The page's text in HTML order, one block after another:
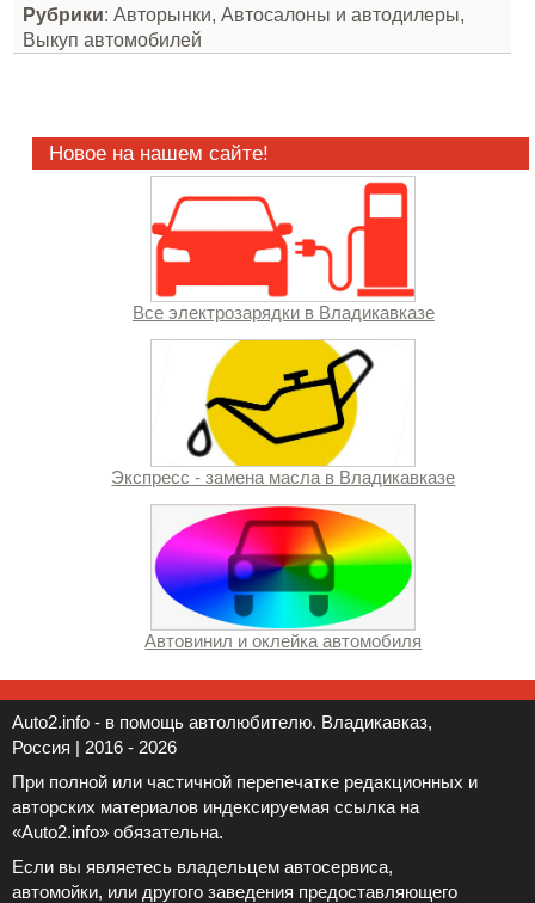
Рубрики: Авторынки, Автосалоны и автодилеры,
Выкуп автомобилей
Новое на нашем сайте!
Все электрозарядки в Владикавказе
Экспресс - замена масла в Владикавказе
Автовинил и оклейка автомобиля
Auto2.info - в помощь автолюбителю. Владикавказ,
Россия | 2016 - 2026
При полной или частичной перепечатке редакционных и
авторских материалов индексируемая ссылка на
«Auto2.info» обязательна.
Если вы являетесь владельцем автосервиса,
автомойки, или другого заведения предоставляющего